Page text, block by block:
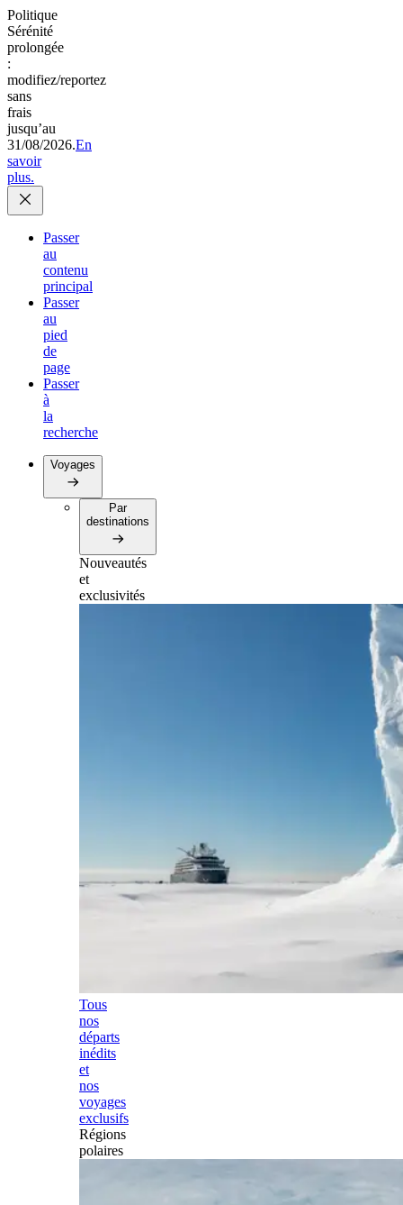
Politique
Sérénité
prolongée
:
modifiez/reportez
sans
frais
jusqu’au
31/08/2026.En
savoir
plus.
Passer
au
contenu
principal
Passer
au
pied
de
page
Passer
à
la
recherche
Voyages
Par
destinations
Nouveautés
et
exclusivités
Tous
nos
départs
inédits
et
nos
voyages
exclusifs
Régions
polaires